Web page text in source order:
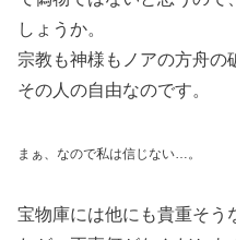
しょうか。
宗教も神様もノアの方舟の
その人の自由なのです。
まぁ、なので私は信じない…。
宝物庫には他にも貴重そう